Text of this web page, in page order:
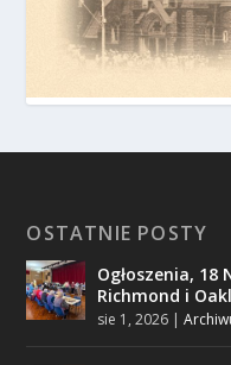
OSTATNIE POSTY
Ogłoszenia, 18
Richmond i
sie 1, 2026 |